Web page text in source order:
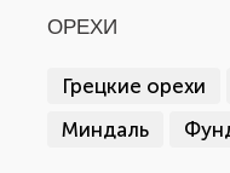
ОРЕХИ
Грецкие орехи
Миндаль